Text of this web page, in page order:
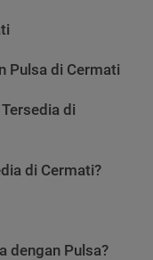
Pulsa di Cermati
di
di Cermati?
dengan Pulsa?